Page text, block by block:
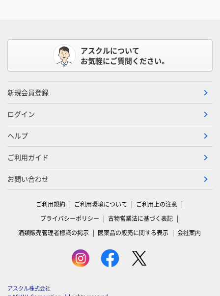
アスクルについて
お気軽にご質問ください。
新規会員登録
ログイン
ヘルプ
ご利用ガイド
お問い合わせ
ご利用規約 ご利用環境について
ご利用上の注意
プライバシーポリシー
古物営業法に基づく表記
酒類販売管理者標識の掲示
医薬品の販売に関する表示 会社案内
アスクル株式会社